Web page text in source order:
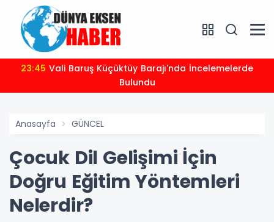
23:45
Bulundu
Anasayfa GÜNCEL
Çocuk Dil Gelişimi İçin
Doğru Eğitim Yöntemleri
Nelerdir?